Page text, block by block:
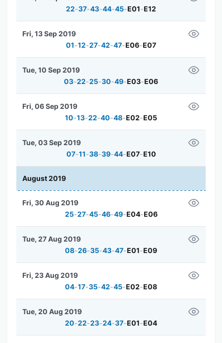
22-37-43-44-45-E01-E12
01-12-27-42-47-E06-E07
Fri, 13 Sep 2019
03-22-25-30-49-E03-E06
Tue, 10 Sep 2019
10-13-22-40-48-E02-E05
Fri, 06 Sep 2019
07-11-38-39-44-E07-E10
Tue, 03 Sep 2019
August 2019
25-27-45-46-49-E04-E06
Fri, 30 Aug 2019
08-26-35-43-47-E01-E09
Tue, 27 Aug 2019
04-17-35-42-45-E02-E08
Fri, 23 Aug 2019
20-22-23-24-37-E01-E04
Tue, 20 Aug 2019